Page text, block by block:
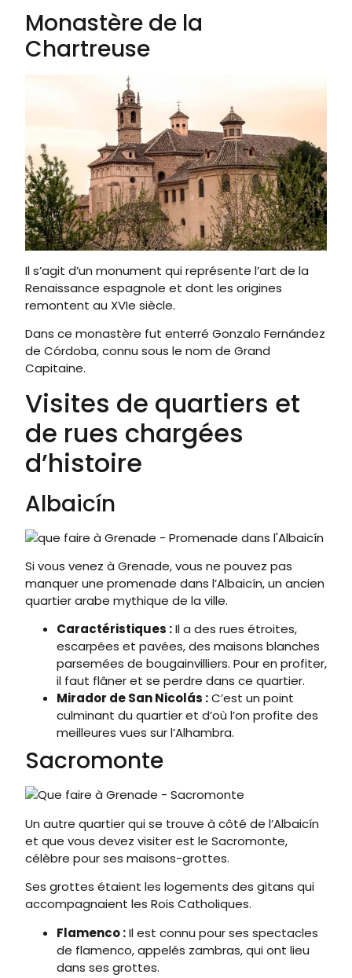
Monastère de la
Chartreuse
Il s’agit d’un monument qui représente l’art de la
Renaissance espagnole et dont les origines
remontent au XVIe siècle.
Dans ce monastère fut enterré Gonzalo Fernández
de Córdoba, connu sous le nom de Grand
Capitaine.
Visites de quartiers et
de rues chargées
d’histoire
Albaicín
Si vous venez à Grenade, vous ne pouvez pas
manquer une promenade dans l’Albaicín, un ancien
quartier arabe mythique de la ville.
Caractéristiques :Il a des rues étroites,
escarpées et pavées, des maisons blanches
parsemées de bougainvilliers. Pour en profiter,
il faut flâner et se perdre dans ce quartier.
Mirador de San Nicolás :C’est un point
culminant du quartier et d’où l’on profite des
meilleures vues sur l’Alhambra.
Sacromonte
Un autre quartier qui se trouve à côté de l’Albaicín
et que vous devez visiter est le Sacromonte,
célèbre pour ses maisons-grottes.
Ses grottes étaient les logements des gitans qui
accompagnaient les Rois Catholiques.
Flamenco :Il est connu pour ses spectacles
de flamenco, appelés zambras, qui ont lieu
dans ses grottes.